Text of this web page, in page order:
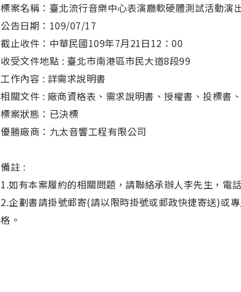
標案名稱：臺北流行音樂中心表演廳軟硬體測試活動演
公告日期：109/07/17
截止收件：中華民國109年7月21日12：00
收受文件地點 : 臺北市南港區市民大道8段99
工作內容 : 詳需求說明書
相關文件 : 廠商資格表、需求說明書、授權書、投標書
標案狀態：已決標
優勝廠商：九太音響工程有限公司
備註 :
1.如有本案履約的相關問題，請聯絡承辦人李先生，電
2.企劃書請掛號郵寄(請以限時掛號或郵政快捷寄送)或
格。